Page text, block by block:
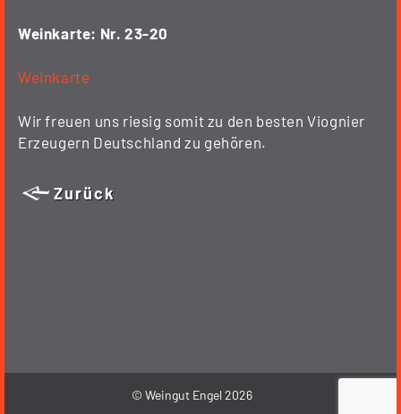
Weinkarte: Nr. 23-20
Weinkarte
Wir freuen uns riesig somit zu den besten Viognier
Erzeugern Deutschland zu gehören.
Zurück
© Weingut Engel 2026